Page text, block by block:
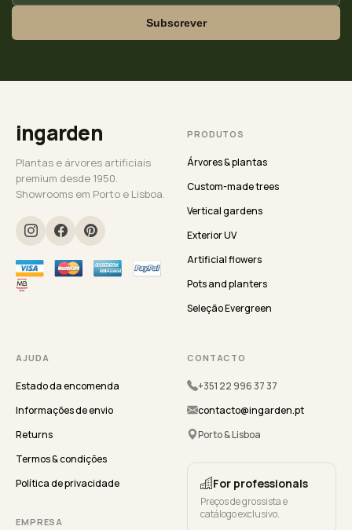
Subscrever
ingarden
Plantas e árvores artificiais
premium desde 1950.
Showrooms em Porto e Lisboa.
PRODUTOS
Árvores & plantas
Custom-made trees
Vertical gardens
Exterior UV
Artificial flowers
Pots and planters
Seleção Evergreen
AJUDA
Estado da encomenda
Informações de envio
Returns
Termos & condições
Política de privacidade
EMPRESA
CONTACTO
+351 22 996 37 37
contacto@ingarden.pt
Porto & Lisboa
For professionals
Preços de grossista e
catálogo exclusivo.